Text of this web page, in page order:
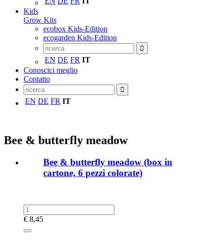
Kids
Grow Kits
ecobox Kids-Edition
ecogarden Kids-Edition
EN DE FR IT
Conoscici meglio
Contatto
EN DE FR IT
Bee & butterfly meadow
Bee & butterfly meadow (box in
cartone, 6 pezzi colorate)
€ 8,45